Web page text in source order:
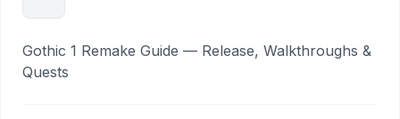
Gothic 1 Remake Guide — Release, Walkthroughs &
Quests